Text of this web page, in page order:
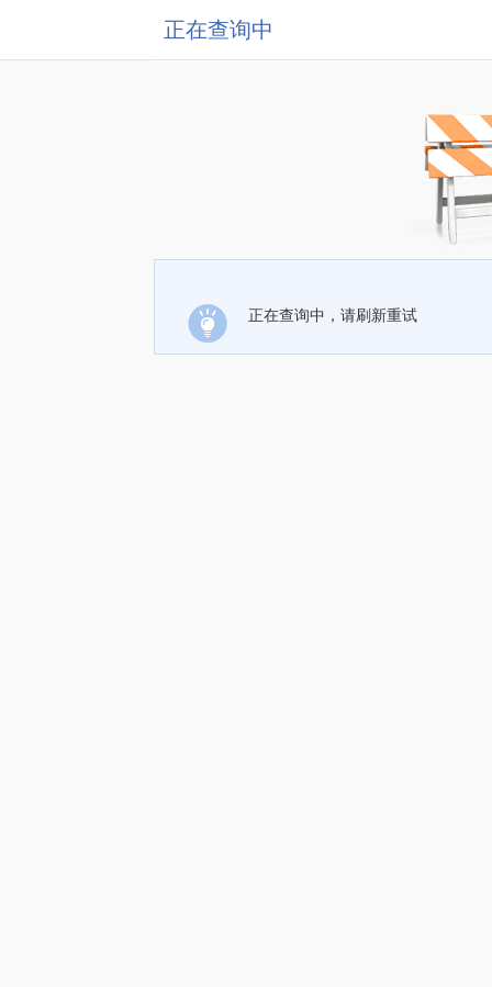
正在查询中
正在查询中，请刷新重试